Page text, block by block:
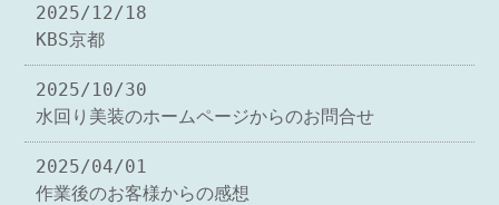
2025/12/18
KBS京都
2025/10/30
水回り美装のホームページからのお問合せ
2025/04/01
作業後のお客様からの感想